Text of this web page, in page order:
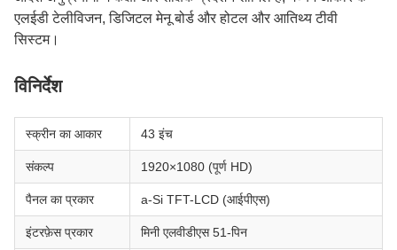
एलईडी टेलीविजन, डिजिटल मेनू बोर्ड और होटल और आतिथ्य टीवी
सिस्टम।
विनिर्देश
स्क्रीन का आकार 43 इंच
संकल्प 1920×1080 (पूर्ण HD)
पैनल का प्रकार a-Si TFT-LCD (आईपीएस)
इंटरफ़ेस प्रकार मिनी एलवीडीएस 51-पिन